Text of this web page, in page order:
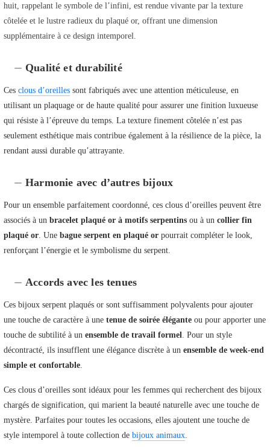
huit, rappelant le symbole de l’infini, est rendue vivante par la texture
côtelée et le lustre radieux du plaqué or, offrant une dimension
supplémentaire à ce design intemporel.
Qualité et durabilité
Ces clous d’oreilles sont fabriqués avec une attention méticuleuse, en
utilisant un plaquage or de haute qualité pour assurer une finition luxueuse
qui résiste à l’épreuve du temps. La texture finement côtelée n’est pas
seulement esthétique mais contribue également à la résilience de la pièce, la
rendant aussi durable qu’attrayante.
Harmonie avec d’autres bijoux
Pour un ensemble parfaitement coordonné, ces clous d’oreilles peuvent être
associés à un bracelet plaqué or à motifs serpentins ou à un collier fin
plaqué or . Une bague serpent en plaqué or pourrait compléter le look,
renforçant l’énergie et le symbolisme du serpent.
Accords avec les tenues
Ces bijoux serpent plaqués or sont suffisamment polyvalents pour ajouter
une touche de caractère à une tenue de soirée élégante ou pour apporter une
touche de subtilité à un ensemble de travail formel
. Pour un style
décontracté, ils insufflent une élégance discrète à un ensemble de week-end
simple et confortable
Ces clous d’oreilles sont idéaux pour les femmes qui recherchent des bijoux
chargés de signification, qui marient la beauté naturelle avec une touche de
mystère. Parfaites pour toutes les occasions, elles ajoutent une touche de
style intemporel à toute collection de bijoux animaux